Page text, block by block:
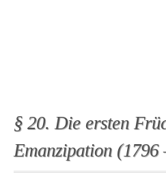
§ 20. Die ersten
Emanzipation